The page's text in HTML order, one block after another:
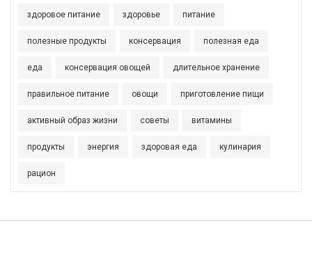
здоровое питание здоровье питание
полезные продукты консервация полезная еда
еда консервация овощей длительное хранение
правильное питание овощи приготовление пищи
активный образ жизни советы витамины
продукты энергия здоровая еда кулинария
рацион